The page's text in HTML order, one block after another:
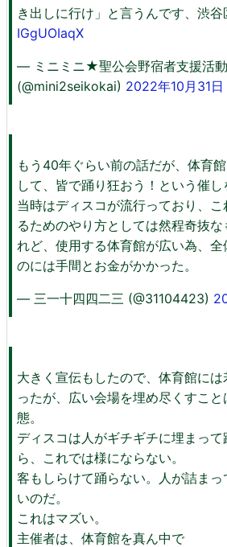
き出しに行け」と言うんです、渋谷
IGgUOIaqX
— ミニミニ★聖公会野宿者支援活
(@mini2seikokai) 2022年10月31日
もう40年ぐらい前の話だが、体育
して、皆で踊り狂おう！という催し
当時はディスコが流行っており、
るためのやり方としては然程奇抜
れど、使用する体育館が広い為、
のには手間とお金がかかった。
— 三一十四四二三 (@31104423)
大きく宣伝もしたので、体育館には
ったが、広い会場を埋め尽くすこ
態。
ディスコは人がギチギチに埋まっ
ら、これでは様にならない。
客もしらけて踊らない。人が詰ま
いのだ。
これはマズい。
主催者は、体育館を真ん中で